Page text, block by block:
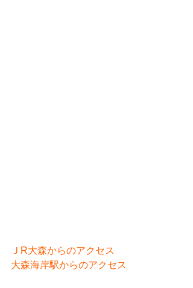
ＪR大森からのアクセス
大森海岸駅からのアクセス